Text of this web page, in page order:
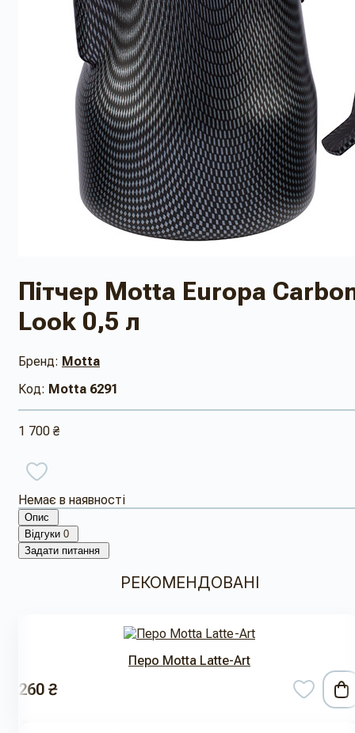
Пітчер Motta Europa
Look 0,5 л
Бренд: Motta
Код: Motta 6291
1 700 ₴
Немає в наявності
Опис
Відгуки 0
Задати питання
РЕКОМЕНДОВАНІ
Перо Motta Latte-Art
260 ₴